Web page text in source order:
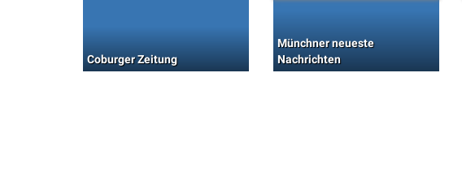
Coburger Zeitung
Münchner neueste
Nachrichten